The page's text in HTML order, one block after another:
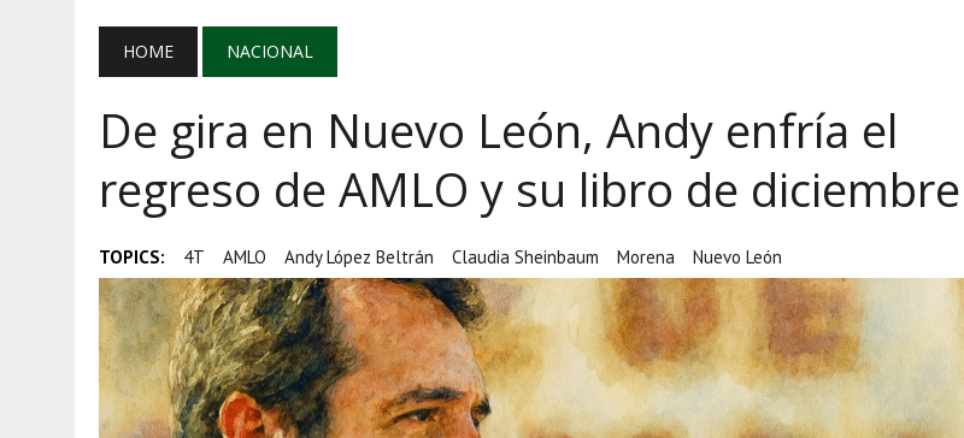
AGOSTO 7, 2026 | AYOTZINAPA, INFLACIÓN Y AGUACATE MARCAN LA JORNADA EN MÉXICO
AGOSTO 5, 2026
HARFUCH RESPALDA A LA MARINA MIENTRAS EL HUACHICOL FISCAL GOLPEA SU IMAGEN
AGOSTO 5, 2026
MAÑANERA DEL 5 DE AGOSTO: REFORESTACIÓN, VIVIENDA Y DEBATE SOBRE LAS AUDIENCIAS
HOME NACIONAL
De gira en Nuevo León, Andy enfría el
regreso de AMLO y su libro de diciembre
TOPICS: 4T AMLO Andy López Beltrán Claudia Sheinbaum Morena Nuevo León